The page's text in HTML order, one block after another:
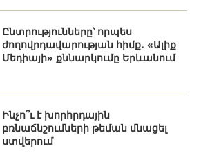
Ընտրությունները՝ որպես
ժողովրդավարության հիմք․ «Ալիք
Մեդիայի» քննարկումը Երևանում
Ինչո՞ւ է խորհրդային
բռնաճնշումների թեման մնացել
ստվերում